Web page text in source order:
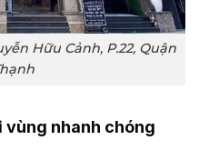
Hữu Cảnh, P.22, Quận
vùng nhanh chóng